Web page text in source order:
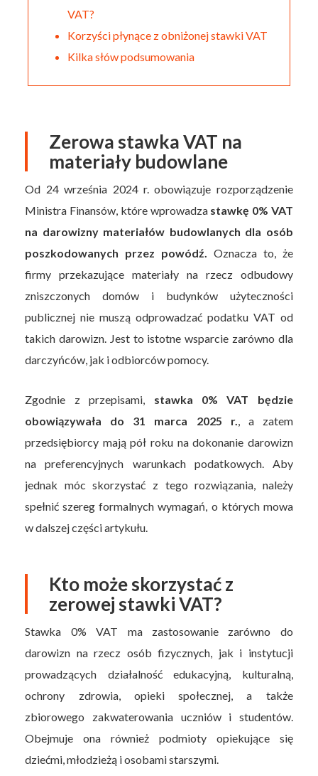
VAT?
Korzyści płynące z obniżonej stawki VAT
Kilka słów podsumowania
Zerowa stawka VAT na
materiały budowlane
Od 24 września 2024 r. obowiązuje rozporządzenie
Ministra Finansów, które wprowadza stawkę 0% VAT
na darowizny materiałów budowlanych dla osób
poszkodowanych przez powódź.
Oznacza to, że
firmy przekazujące materiały na rzecz odbudowy
zniszczonych domów i budynków użyteczności
publicznej nie muszą odprowadzać podatku VAT od
takich darowizn. Jest to istotne wsparcie zarówno dla
darczyńców, jak i odbiorców pomocy.
Zgodnie z przepisami, stawka 0% VAT będzie
obowiązywała do 31 marca 2025 r.
, a zatem
przedsiębiorcy mają pół roku na dokonanie darowizn
na preferencyjnych warunkach podatkowych. Aby
jednak móc skorzystać z tego rozwiązania, należy
spełnić szereg formalnych wymagań, o których mowa
w dalszej części artykułu.
Kto może skorzystać z
zerowej stawki VAT?
Stawka 0% VAT ma zastosowanie zarówno do
darowizn na rzecz osób fizycznych, jak i instytucji
prowadzących działalność edukacyjną, kulturalną,
ochrony zdrowia, opieki społecznej, a także
zbiorowego zakwaterowania uczniów i studentów.
Obejmuje ona również podmioty opiekujące się
dziećmi, młodzieżą i osobami starszymi.